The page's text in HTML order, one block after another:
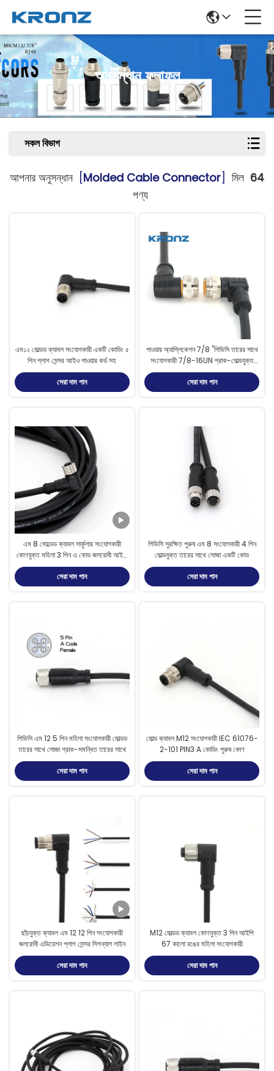
অনুসন্ধান ফলাফল
সকল বিভাগ
আপনার অনুসন্ধান [Molded Cable Connector] মিল 64
পণ্য
এম১২ মোল্ডড ক্যাবল সংযোগকারী একটি কোডিং ৫
পিন প্লাগ সেন্সর আইও পাওয়ার কর্ড সহ
সেরা দাম পান
পাওয়ার অ্যাপ্লিকেশন 7/8 "পিভিসি তারের সাথে
সংযোগকারী 7/8-16UN প্রাক-মোল্ডযুক্ত
তারের সংযোগকারী
সেরা দাম পান
এম 8 মোল্ডেড ক্যাবল সার্কুলার সংযোগকারী
কোণযুক্ত মহিলা 3 পিন এ কোড জলরোধী আইপি
67
সেরা দাম পান
পিভিসি সুরক্ষিত পুরুষ এম 8 সংযোগকারী 4 পিন
মোল্ডযুক্ত তারের সাথে সোজা একটি কোড
সেরা দাম পান
পিভিসি এম 12 5 পিন মহিলা সংযোগকারী মোল্ডড
তারের সাথে সোজা প্রাক-সমন্বিত তারের সাথে
সেরা দাম পান
মোল্ড ক্যাবল M12 সংযোগকারী IEC 61076-
2-101 PIN3 A কোডিং পুরুষ কোণ
সেরা দাম পান
ছাঁচযুক্ত ক্যাবল এম 12 12 পিন সংযোগকারী
জলরোধী এভিয়েশন প্লাগ সেন্সর সিগন্যাল লাইন
সেরা দাম পান
M12 মোল্ডড ক্যাবল কোণযুক্ত 3 পিন আইপি
67 কালো রঙের মহিলা সংযোগকারী
সেরা দাম পান